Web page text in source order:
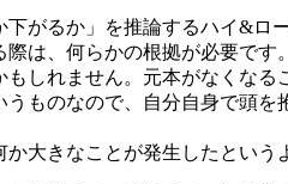
がるか」を推論するハイ&ロ
は、何らかの根拠が必要です。
しれません。元本がなくなる
ものなので、自分自身で頭を
大きなことが発生したという